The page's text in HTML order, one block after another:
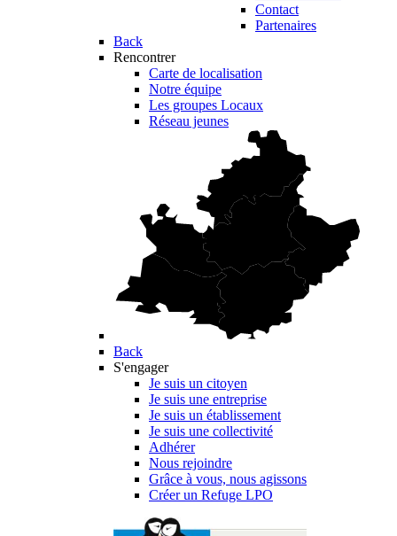
Contact
Partenaires
Back
Rencontrer
Carte de localisation
Notre équipe
Les groupes Locaux
Réseau jeunes
Back
S'engager
Je suis un citoyen
Je suis une entreprise
Je suis un établissement
Je suis une collectivité
Adhérer
Nous rejoindre
Grâce à vous, nous agissons
Créer un Refuge LPO